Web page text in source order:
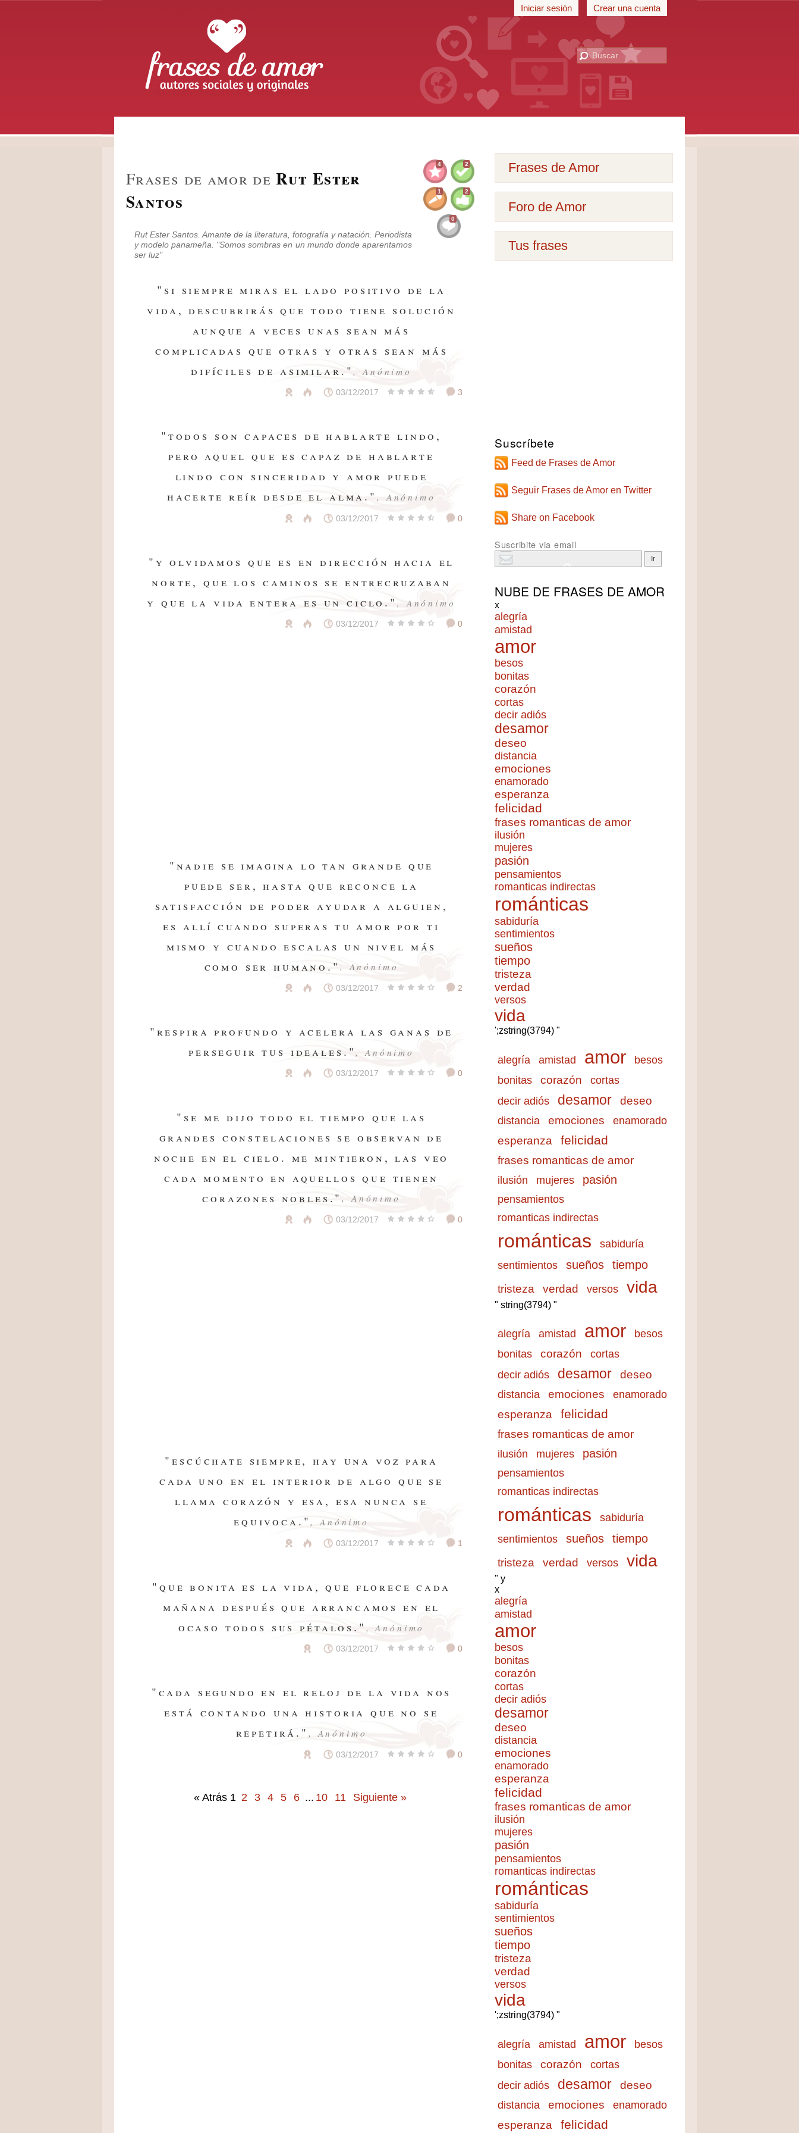
Autores sociales y originales
Iniciar sesión Crear una cuenta
Frases de Amor
Foro de Amor
Tus frases
4 2
1 2
0
Frases de amor deRut Ester
Santos
Rut Ester Santos. Amante de la literatura, fotografía y natación. Periodista
y modelo panameña. "Somos sombras en un mundo donde aparentamos
ser luz"
"si siempre miras el lado positivo de la
vida, descubrirás que todo tiene solución
aunque a veces unas sean más
complicadas que otras y otras sean más
difíciles de asimilar.", Anónimo
03/12/2017 3
"todos son capaces de hablarte lindo,
pero aquel que es capaz de hablarte
lindo con sinceridad y amor puede
hacerte reír desde el alma." , Anónimo
03/12/2017 0
"y olvidamos que es en dirección hacia el
norte, que los caminos se entrecruzaban
y que la vida entera es un ciclo." , Anónimo
03/12/2017 0
"nadie se imagina lo tan grande que
puede ser, hasta que reconce la
satisfacción de poder ayudar a alguien,
es allí cuando superas tu amor por ti
mismo y cuando escalas un nivel más
como ser humano." , Anónimo
03/12/2017 2
"respira profundo y acelera las ganas de
perseguir tus ideales.", Anónimo
03/12/2017 0
"se me dijo todo el tiempo que las
grandes constelaciones se observan de
noche en el cielo. me mintieron, las veo
cada momento en aquellos que tienen
corazones nobles.", Anónimo
03/12/2017 0
"escúchate siempre, hay una voz para
cada uno en el interior de algo que se
llama corazón y esa, esa nunca se
equivoca.", Anónimo
03/12/2017 1
"que bonita es la vida, que florece cada
mañana después que arrancamos en el
ocaso todos sus pétalos." , Anónimo
03/12/2017 0
"cada segundo en el reloj de la vida nos
está contando una historia que no se
repetirá." , Anónimo
03/12/2017 0
« Atrás 1 2 3 4 5 6 ... 10 11 Siguiente »
Suscríbete
Feed de Frases de Amor
Seguir Frases de Amor en Twitter
Share on Facebook
Suscribite via email
NUBE DE FRASES DE AMOR
x
alegría
amistad
amor
besos
bonitas
corazón
cortas
decir adiós
desamor
deseo
distancia
emociones
enamorado
esperanza
felicidad
frases romanticas de amor
ilusión
mujeres
pasión
pensamientos
romanticas indirectas
románticas
sabiduría
sentimientos
sueños
tiempo
tristeza
verdad
versos
vida
';zstring(3794) "
alegría amistad amor besos
bonitas corazón cortas
decir adiós desamor deseo
distancia emociones enamorado
esperanza felicidad
frases romanticas de amor
ilusión mujeres pasión
pensamientos
romanticas indirectas
románticas
sabiduría
sentimientos
sueños tiempo
tristeza verdad versos vida
" string(3794) "
alegría amistad amor besos
bonitas corazón cortas
decir adiós desamor deseo
distancia emociones enamorado
esperanza felicidad
frases romanticas de amor
ilusión mujeres pasión
pensamientos
romanticas indirectas
románticas
sabiduría
sentimientos
sueños tiempo
tristeza verdad versos vida
" y
x
alegría
amistad
amor
besos
bonitas
corazón
cortas
decir adiós
desamor
deseo
distancia
emociones
enamorado
esperanza
felicidad
frases romanticas de amor
ilusión
mujeres
pasión
pensamientos
romanticas indirectas
románticas
sabiduría
sentimientos
sueños
tiempo
tristeza
verdad
versos
vida
';zstring(3794) "
alegría amistad amor besos
bonitas corazón cortas
decir adiós desamor deseo
distancia emociones enamorado
esperanza felicidad